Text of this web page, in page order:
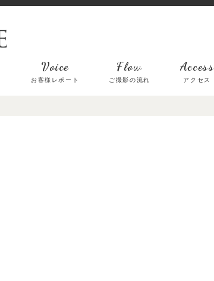
Voice
お客様レポート
Flow
ご撮影の流れ
Access
アクセス